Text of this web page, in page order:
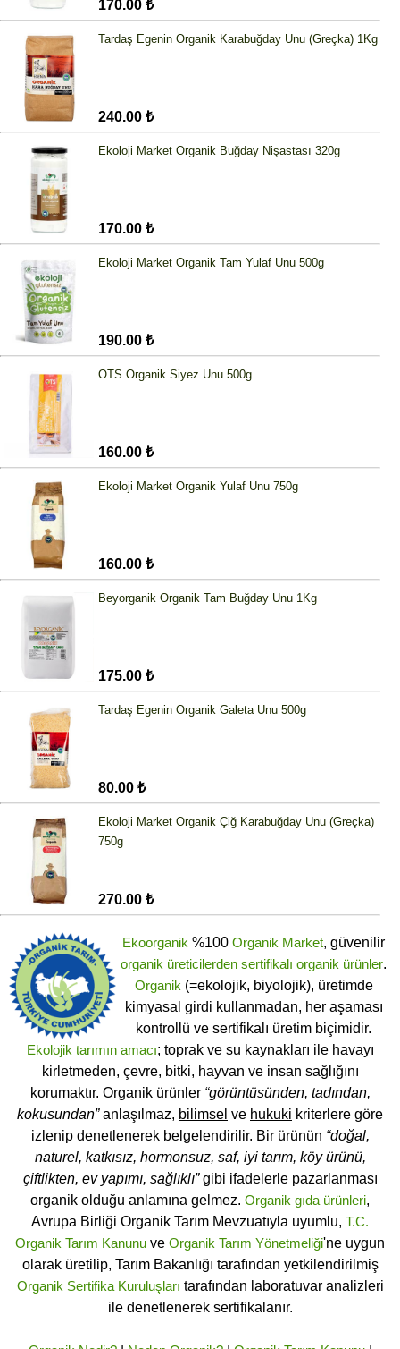
170.00 ₺
Tardaş Egenin Organik Karabuğday Unu (Greçka) 1Kg
240.00 ₺
Ekoloji Market Organik Buğday Nişastası 320g
170.00 ₺
Ekoloji Market Organik Tam Yulaf Unu 500g
190.00 ₺
OTS Organik Siyez Unu 500g
160.00 ₺
Ekoloji Market Organik Yulaf Unu 750g
160.00 ₺
Beyorganik Organik Tam Buğday Unu 1Kg
175.00 ₺
Tardaş Egenin Organik Galeta Unu 500g
80.00 ₺
Ekoloji Market Organik Çiğ Karabuğday Unu (Greçka)
750g
270.00 ₺
Ekoorganik %100 Organik Market, güvenilir
organik üreticilerden sertifikalı organik ürünler.
Organik (=ekolojik, biyolojik), üretimde
kimyasal girdi kullanmadan, her aşaması
kontrollü ve sertifikalı üretim biçimidir.
Ekolojik tarımın amacı; toprak ve su kaynakları ile havayı
kirletmeden, çevre, bitki, hayvan ve insan sağlığını
korumaktır. Organik ürünler “görüntüsünden, tadından,
kokusundan”anlaşılmaz, bilimsel ve hukuki kriterlere göre
izlenip denetlenerek belgelendirilir. Bir ürünün “doğal,
naturel, katkısız, hormonsuz, saf, iyi tarım, köy ürünü,
çiftlikten, ev yapımı, sağlıklı”gibi ifadelerle pazarlanması
organik olduğu anlamına gelmez. Organik gıda ürünleri,
Avrupa Birliği Organik Tarım Mevzuatıyla uyumlu, T.C.
Organik Tarım Kanunu ve Organik Tarım Yönetmeliği'ne uygun
olarak üretilip, Tarım Bakanlığı tarafından yetkilendirilmiş
Organik Sertifika Kuruluşları tarafından laboratuvar analizleri
ile denetlenerek sertifikalanır.